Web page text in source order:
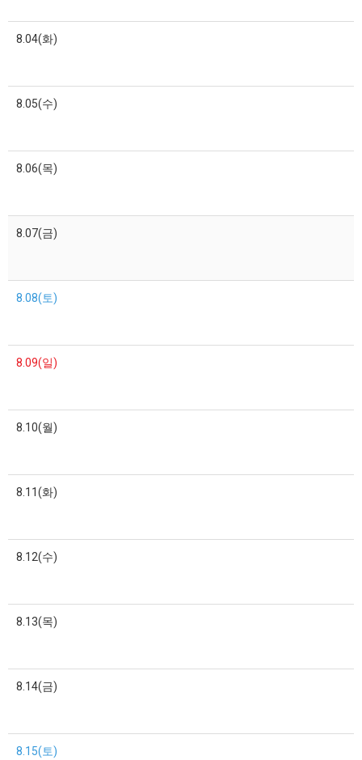
8.04(화)
8.05(수)
8.06(목)
8.07(금)
8.08(토)
8.09(일)
8.10(월)
8.11(화)
8.12(수)
8.13(목)
8.14(금)
8.15(토)